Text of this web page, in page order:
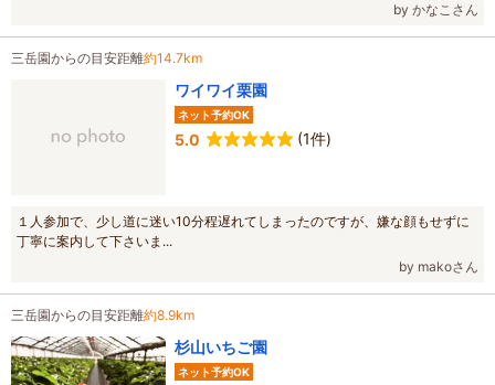
by かなこさん
三岳園からの目安距離約14.7km
ワイワイ栗園
ネット予約OK
5.0 (1件)
１人参加で、少し道に迷い10分程遅れてしまったのですが、嫌な顔もせずに
丁寧に案内して下さいま...
by makoさん
三岳園からの目安距離約8.9km
杉山いちご園
ネット予約OK